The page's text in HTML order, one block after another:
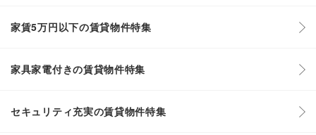
家賃5万円以下の賃貸物件特集
家具家電付きの賃貸物件特集
セキュリティ充実の賃貸物件特集